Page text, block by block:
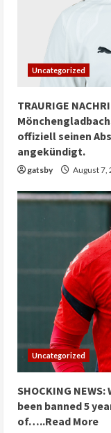
Uncategorized
TRAURIGE
offiziell seinen
angekündigt.
gatsby August 7,
Uncategorized
SHOCKING
been banned 5
of…..Read More